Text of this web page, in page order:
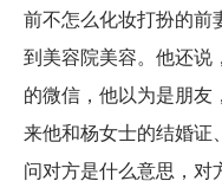
前不怎么化妆打扮的前
到美容院美容。他还说
的微信，他以为是朋友
来他和杨女士的结婚证
问对方是什么意思，对